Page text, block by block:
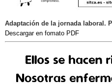
Adaptación de la jornada laboral.
Descargar en fomato PDF